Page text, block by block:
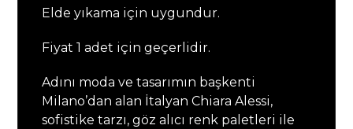
Elde yıkama için uygundur.
Fiyat 1 adet için geçerlidir.
Adını moda ve tasarımın başkenti
Milano’dan alan İtalyan Chiara Alessi,
sofistike tarzı, göz alıcı renk paletleri ile